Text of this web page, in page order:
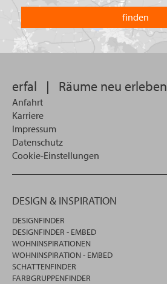
in
welchem
Land
Sie
suchen
erfal | Räume neu erleben
Anfahrt
Karriere
Impressum
Datenschutz
Cookie-Einstellungen
DESIGN & INSPIRATION
DESIGNFINDER
DESIGNFINDER - EMBED
WOHNINSPIRATIONEN
WOHNINSPIRATION - EMBED
SCHATTENFINDER
FARBGRUPPENFINDER